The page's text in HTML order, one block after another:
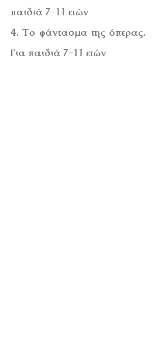
παιδιά 7-11 ετών
4. Το φάντασμα της όπερας.
Για παιδιά 7-11 ετών